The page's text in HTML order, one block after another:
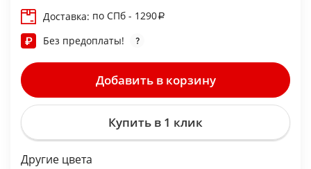
Доставка: по СПб - 1290
Без предоплаты!
Добавить в корзину
Купить в 1 клик
Другие цвета